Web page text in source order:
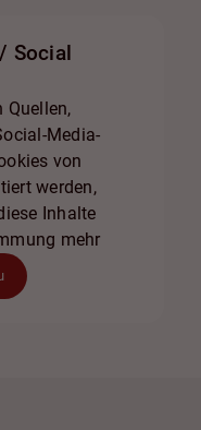
Social
Quellen,
Media-
von
werden,
Inhalte
mehr